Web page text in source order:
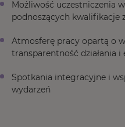
Możliwość uczestniczenia
podnoszących kwalifikacje
Atmosferę pracy opartą o
transparentność działania i
Spotkania integracyjne i
wydarzeń